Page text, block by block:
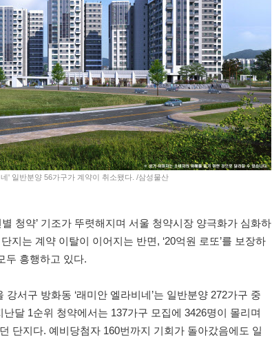
' 일반분양 56가구가 계약이 취소됐다. /삼성물산
청약’ 기조가 뚜렷해지며 서울 청약시장 양극화가 심화하
지는 계약 이탈이 이어지는 반면, ‘20억원 로또’를 보장하
두 흥행하고 있다.
서구 방화동 ‘래미안 엘라비네’는 일반분양 272가구 중
달 1순위 청약에서는 137가구 모집에 3426명이 몰리며
단지다. 예비당첨자 160번까지 기회가 돌아갔음에도 일